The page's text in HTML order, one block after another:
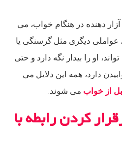
آزار دهنده در هنگام خواب، می
عواملی دیگری مثل گرسنگی یا
او را بیدار نگه دارد و حتی
دارد، همه این دلایل می
از خواب می شوند.
کردن رابطه با